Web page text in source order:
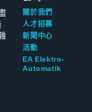
關於我們
人才招募
新聞中心
活動
EA Elektro-
Automatik